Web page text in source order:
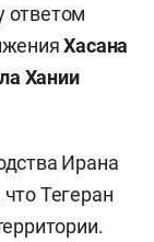
ответом
Хасана
Хании
Ирана
Тегеран